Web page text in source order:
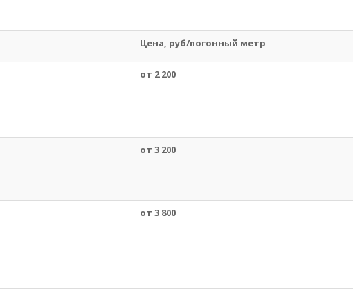
Цена, руб/погонный метр
от 2 200
от 3 200
от 3 800